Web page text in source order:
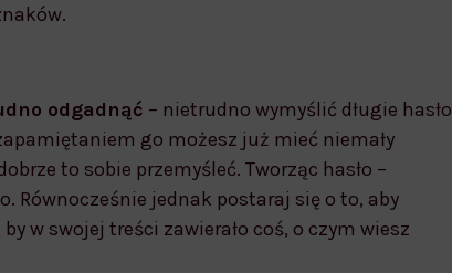
odgadnąć – nietrudno wymyślić długie hasło
go możesz już mieć niemały
to sobie przemyśleć. Tworząc hasło –
Równocześnie jednak postaraj się o to, aby
w swojej treści zawierało coś, o czym wiesz